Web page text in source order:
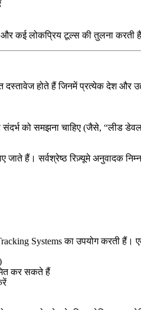
और कई लोकप्रिय टूल्स की तुलना
होते हैं जिनमें प्रत्येक देश और
को समझना चाहिए (जैसे, “लीड
जाते हैं। सर्वश्रेष्ठ रिज़्यूमे अनुवादक
Systems का उपयोग करती हैं।
कर सकते हैं